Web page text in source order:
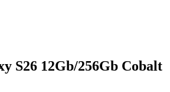
S26 12Gb/256Gb Cobalt